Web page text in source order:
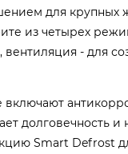
для крупных
из четырех
- для
долговечность
Smart Defrost